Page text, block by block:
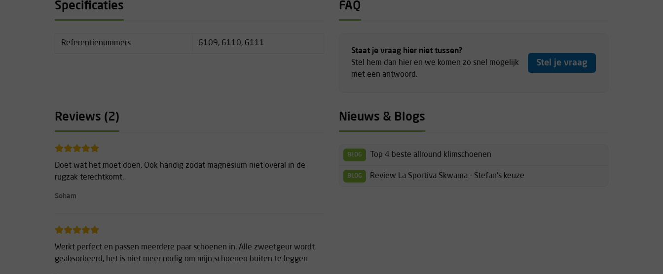
Specificaties
Referentienummers 6109, 6110, 6111
FAQ
Staat je vraag hier niet tussen?
Stel hem dan hier en we komen zo snel mogelijk
met een antwoord.
Stel je vraag
Reviews (2)
Doet wat het moet doen. Ook handig zodat magnesium niet overal in de
rugzak terechtkomt.
Soham
Werkt perfect en passen meerdere paar schoenen in. Alle zweetgeur wordt
geabsorbeerd, het is niet meer nodig om mijn schoenen buiten te leggen
Nieuws & Blogs
BLOG Top 4 beste allround klimschoenen
BLOG Review La Sportiva Skwama - Stefan's keuze